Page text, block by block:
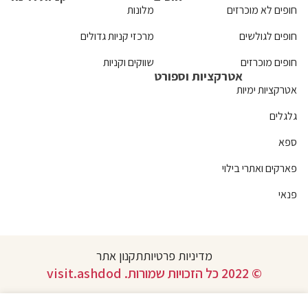
חופים לא מוכרזים
חופים לגולשים
חופים מוכרזים
מלונות
מרכזי קניות גדולים
שווקים וקניות
אטרקציות וספורט
אטרקציות ימיות
גלגלים
ספא
פארקים ואתרי בילוי
פנאי
מדיניות פרטיותתקנון אתר
© 2022 כל הזכויות שמורות. visit.ashdod